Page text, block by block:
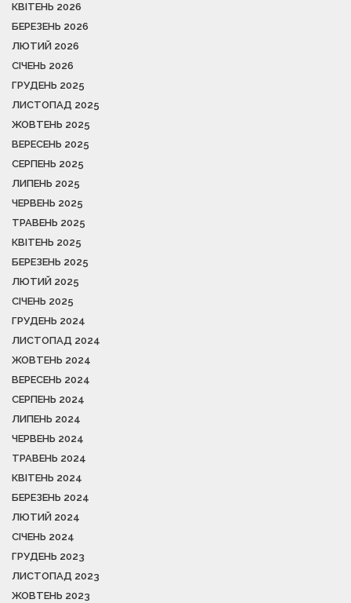
КВІТЕНЬ 2026
БЕРЕЗЕНЬ 2026
ЛЮТИЙ 2026
СІЧЕНЬ 2026
ГРУДЕНЬ 2025
ЛИСТОПАД 2025
ЖОВТЕНЬ 2025
ВЕРЕСЕНЬ 2025
СЕРПЕНЬ 2025
ЛИПЕНЬ 2025
ЧЕРВЕНЬ 2025
ТРАВЕНЬ 2025
КВІТЕНЬ 2025
БЕРЕЗЕНЬ 2025
ЛЮТИЙ 2025
СІЧЕНЬ 2025
ГРУДЕНЬ 2024
ЛИСТОПАД 2024
ЖОВТЕНЬ 2024
ВЕРЕСЕНЬ 2024
СЕРПЕНЬ 2024
ЛИПЕНЬ 2024
ЧЕРВЕНЬ 2024
ТРАВЕНЬ 2024
КВІТЕНЬ 2024
БЕРЕЗЕНЬ 2024
ЛЮТИЙ 2024
СІЧЕНЬ 2024
ГРУДЕНЬ 2023
ЛИСТОПАД 2023
ЖОВТЕНЬ 2023